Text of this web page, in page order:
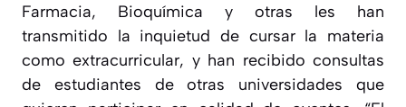
Farmacia, Bioquímica y otras les han
transmitido la inquietud de cursar la materia
como extracurricular, y han recibido consultas
de estudiantes de otras universidades que